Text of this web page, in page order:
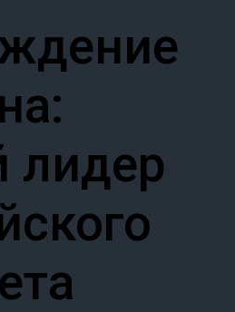
лидер